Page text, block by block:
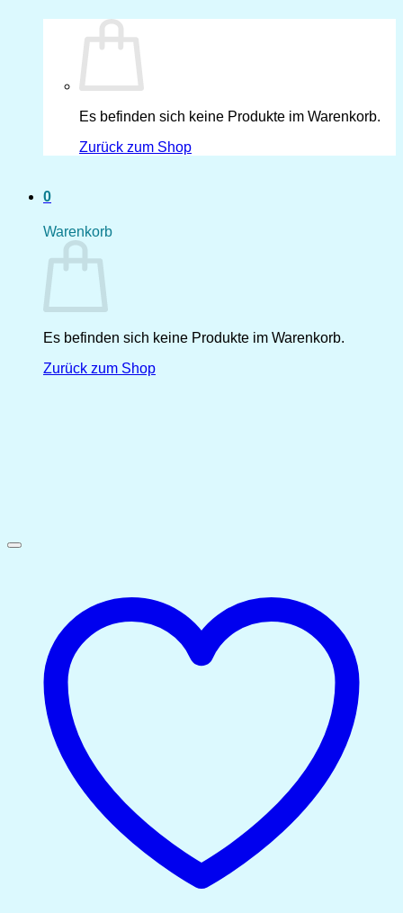
Es befinden sich keine Produkte im Warenkorb.
Zurück zum Shop
0
Warenkorb
Es befinden sich keine Produkte im Warenkorb.
Zurück zum Shop